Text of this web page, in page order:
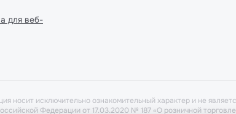
для веб-
исключительно ознакомительный характер и не
Федерации от 17.03.2020 № 187 «О розничной